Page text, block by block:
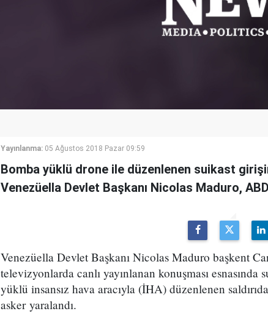
Yayınlanma: 05 Ağustos 2018 Pazar 09:59
Bomba yüklü drone ile düzenlenen suikast
Venezüella Devlet Başkanı Nicolas Maduro,
Venezüella Devlet Başkanı Nicolas Maduro başkent
televizyonlarda canlı yayınlanan konuşması
yüklü insansız hava aracıyla (İHA) düzenlenen
asker yaralandı.